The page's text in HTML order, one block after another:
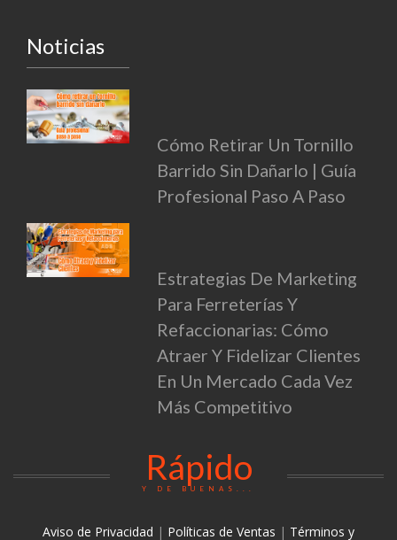
Noticias
Cómo Retirar Un Tornillo
Barrido Sin Dañarlo | Guía
Profesional Paso A Paso
Estrategias De Marketing
Para Ferreterías Y
Refaccionarias: Cómo
Atraer Y Fidelizar Clientes
En Un Mercado Cada Vez
Más Competitivo
Rápido
Y DE BUENAS...
Aviso de Privacidad | Políticas de Ventas | Términos y